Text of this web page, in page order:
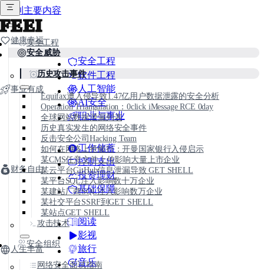
跳到主要内容
FEEI
健康幸福
事业有成
安全工程
软件工程
人工智能
AI安全
职业与事业
财务自由
工作储蓄
控制支出
投资理财
基础保障
人生丰富
阅读
影视
旅行
音乐
安全工程
安全威胁
历史攻击事件
Equifax遭入侵导致1.47亿用户数据泄露的安全分析
Operation Triangulation：0click iMessage RCE 0day
全球网站数据泄漏列表
历史真实发生的网络安全事件
反击安全公司Hacking Team
如何在网络上抢银行：开曼国家银行入侵启示
某CMS任意文件上传影响大量上市企业
某云平台GitHub信息泄漏导致 GET SHELL
某平台SQL注入影响数十万企业
某建站厂商SQL注入影响数万企业
某社交平台SSRF到GET SHELL
某站点GET SHELL
攻击技术
安全组织
网络安全面试指南